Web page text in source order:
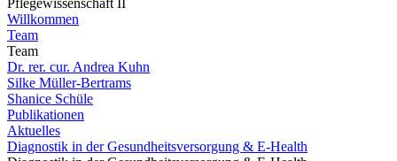
Pflegewissenschaft II
Willkommen
Team
Team
Dr. rer. cur. Andrea Kuhn
Silke Müller-Bertrams
Shanice Schüle
Publikationen
Aktuelles
Diagnostik in der Gesundheitsversorgung & E-Health